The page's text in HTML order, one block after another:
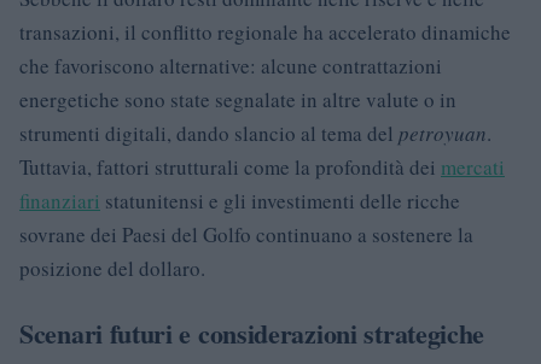
transazioni, il conflitto regionale ha accelerato dinamiche
che favoriscono alternative: alcune contrattazioni
energetiche sono state segnalate in altre valute o in
strumenti digitali, dando slancio al tema del petroyuan.
Tuttavia, fattori strutturali come la profondità dei mercati
finanziari statunitensi e gli investimenti delle ricche
sovrane dei Paesi del Golfo continuano a sostenere la
posizione del dollaro.
Scenari futuri e considerazioni strategiche